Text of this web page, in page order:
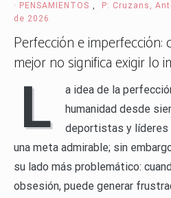
· PENSAMIENTOS , P: Cruzans,
de 2026
Perfección e imperfección:
mejor no significa exigir lo
L
a idea de la
humanidad desde
deportistas y líderes
una meta admirable; sin
su lado más problemático:
obsesión, puede generar